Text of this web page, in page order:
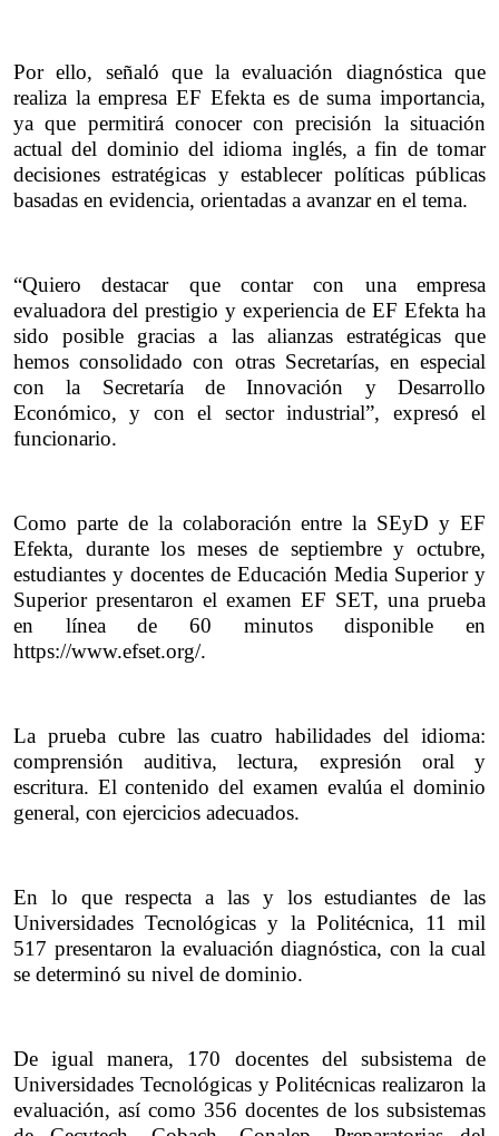
Por ello, señaló que la evaluación diagnóstica que
realiza la empresa EF Efekta es de suma importancia,
ya que permitirá conocer con precisión la situación
actual del dominio del idioma inglés, a fin de tomar
decisiones estratégicas y establecer políticas públicas
basadas en evidencia, orientadas a avanzar en el tema.
“Quiero destacar que contar con una empresa
evaluadora del prestigio y experiencia de EF Efekta ha
sido posible gracias a las alianzas estratégicas que
hemos consolidado con otras Secretarías, en especial
con la Secretaría de Innovación y Desarrollo
Económico, y con el sector industrial”, expresó el
funcionario.
Como parte de la colaboración entre la SEyD y EF
Efekta, durante los meses de septiembre y octubre,
estudiantes y docentes de Educación Media Superior y
Superior presentaron el examen EF SET, una prueba
en línea de 60 minutos disponible en
https://www.efset.org/.
La prueba cubre las cuatro habilidades del idioma:
comprensión auditiva, lectura, expresión oral y
escritura. El contenido del examen evalúa el dominio
general, con ejercicios adecuados.
En lo que respecta a las y los estudiantes de las
Universidades Tecnológicas y la Politécnica, 11 mil
517 presentaron la evaluación diagnóstica, con la cual
se determinó su nivel de dominio.
De igual manera, 170 docentes del subsistema de
Universidades Tecnológicas y Politécnicas realizaron la
evaluación, así como 356 docentes de los subsistemas